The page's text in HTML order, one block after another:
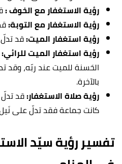
رؤية الاستغفار مع الخوف :
رؤية الاستغفار مع التوبة:
رؤية استغفار الميت:قد
رؤية استغفار الميت للرائي:
الحَسنة للميت عند ربّه، وقد
بالآخرة.
رؤية صلاة الاستغفار:قد
كانت جماعة فقد تدلّ على نَيل
تفسير رؤية سيّد